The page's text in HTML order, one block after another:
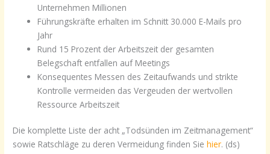
Unternehmen Millionen
Führungskräfte erhalten im Schnitt 30.000 E-Mails pro
Jahr
Rund 15 Prozent der Arbeitszeit der gesamten
Belegschaft entfallen auf Meetings
Konsequentes Messen des Zeitaufwands und strikte
Kontrolle vermeiden das Vergeuden der wertvollen
Ressource Arbeitszeit
Die komplette Liste der acht „Todsünden im Zeitmanagement“
sowie Ratschläge zu deren Vermeidung finden Siehier. (ds)